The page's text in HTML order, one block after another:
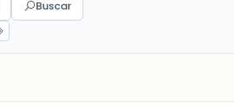
Buscar